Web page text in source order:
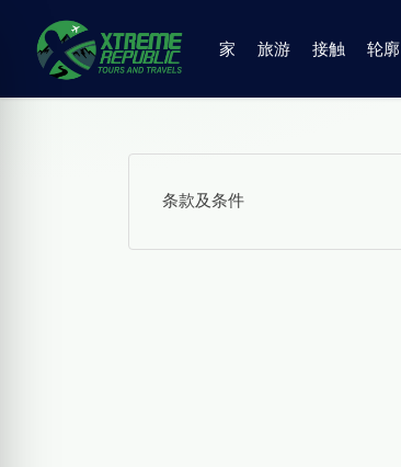
家 旅游 接触 轮廓
条款及条件